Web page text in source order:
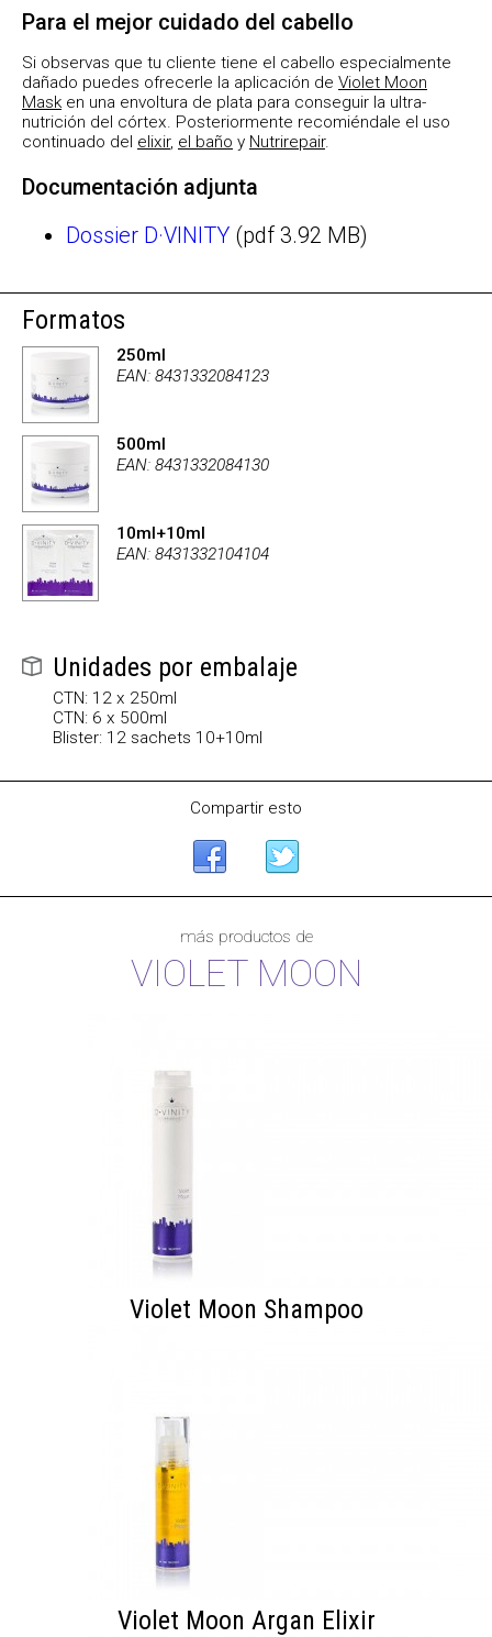
Para el mejor cuidado del cabello
Si observas que tu cliente tiene el cabello especialmente
dañado puedes ofrecerle la aplicación de Violet Moon
Mask en una envoltura de plata para conseguir la ultra-
nutrición del córtex. Posteriormente recomiéndale el uso
continuado del elixir, el baño y Nutrirepair.
Documentación adjunta
Dossier D·VINITY (pdf 3.92 MB)
Formatos
250ml
EAN: 8431332084123
500ml
EAN: 8431332084130
10ml+10ml
EAN: 8431332104104
Unidades por embalaje
CTN: 12 x 250ml
CTN: 6 x 500ml
Blister: 12 sachets 10+10ml
Compartir esto
más productos de
VIOLET MOON
Violet Moon Shampoo
Violet Moon Argan Elixir